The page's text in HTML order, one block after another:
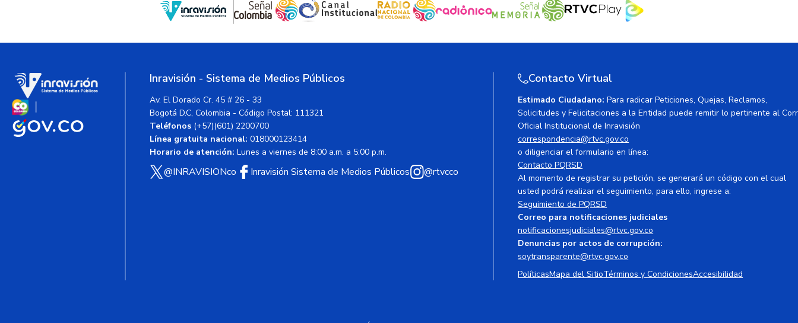
Inravisión - Sistema de Medios Públicos
Av. El Dorado Cr. 45 # 26 - 33
Bogotá D.C, Colombia - Código Postal: 111321
Teléfonos (+57)(601) 2200700
Línea gratuita nacional: 018000123414
Horario de atención: Lunes a viernes de 8:00 a.m. a 5:00 p.m.
@INRAVISIONco Inravisión Sistema de Medios Públicos @rtvcco
Contacto Virtual
Estimado Ciudadano: Para radicar Peticiones, Quejas, Reclamos,
Solicitudes y Felicitaciones a la Entidad puede remitir lo pertinente al
Oficial Institucional de Inravisión
correspondencia@rtvc.gov.co
o diligenciar el formulario en línea:
Contacto PQRSD
Al momento de registrar su petición, se generará un código con el cual
usted podrá realizar el seguimiento, para ello, ingrese a:
Seguimiento de PQRSD
Correo para notificaciones judiciales
notificacionesjudiciales@rtvc.gov.co
Denuncias por actos de corrupción:
soytransparente@rtvc.gov.co
PolíticasMapa del SitioTérminos y CondicionesAccesibilidad